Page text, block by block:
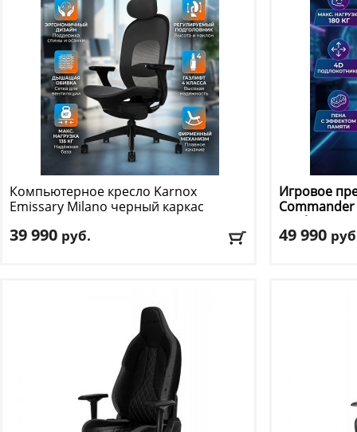
Компьютерное кресло Karnox
Emissary Milano черный каркас
39 990 руб.
БЕСПЛАТНО, 2-3 дня
Игровое
Leather
49 990